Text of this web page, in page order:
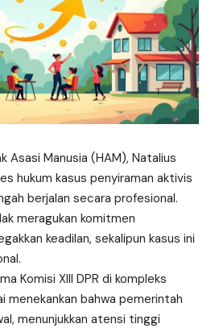
Asasi Manusia (HAM), Natalius
hukum kasus penyiraman aktivis
berjalan secara profesional.
meragukan komitmen
keadilan, sekalipun kasus ini
Komisi XIII DPR di kompleks
menekankan bahwa pemerintah
menunjukkan atensi tinggi